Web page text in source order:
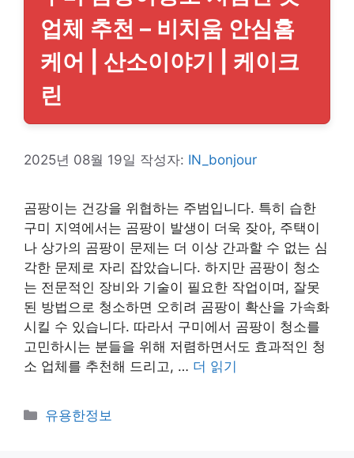
업체 추천 – 비치움 안심홈
케어 | 산소이야기 | 케이크
린
2025년 08월 19일 작성자: IN_bonjour
곰팡이는 건강을 위협하는 주범입니다. 특히 습한
구미 지역에서는 곰팡이 발생이 더욱 잦아, 주택이
나 상가의 곰팡이 문제는 더 이상 간과할 수 없는 심
각한 문제로 자리 잡았습니다. 하지만 곰팡이 청소
는 전문적인 장비와 기술이 필요한 작업이며, 잘못
된 방법으로 청소하면 오히려 곰팡이 확산을 가속화
시킬 수 있습니다. 따라서 구미에서 곰팡이 청소를
고민하시는 분들을 위해 저렴하면서도 효과적인 청
소 업체를 추천해 드리고, … 더 읽기
카
유용한정보